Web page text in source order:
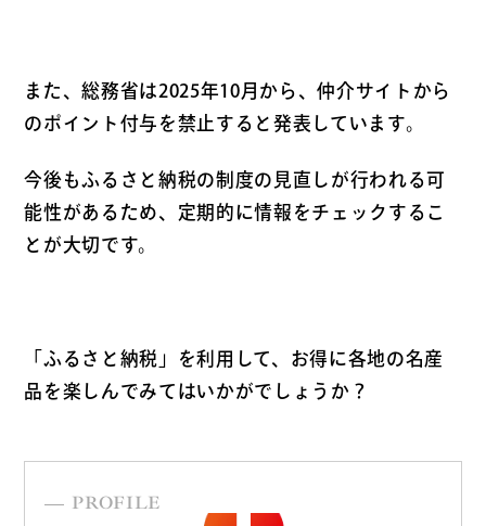
また、総務省は2025年10月から、仲介サイトから
のポイント付与を禁止すると発表しています。
今後もふるさと納税の制度の見直しが行われる可
能性があるため、定期的に情報をチェックするこ
とが大切です。
「ふるさと納税」を利用して、お得に各地の名産
品を楽しんでみてはいかがでしょうか？
PROFILE